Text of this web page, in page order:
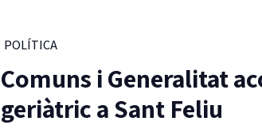
POLÍTICA
Comuns i Generalitat
geriàtric a Sant Feliu